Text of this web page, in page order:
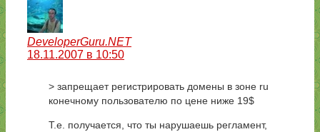
DeveloperGuru.NET
18.11.2007 в 10:50
> запрещает регистрировать домены в зоне ru
конечному пользователю по цене ниже 19$
Т.е. получается, что ты нарушаешь регламент,